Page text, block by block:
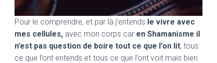
Pour le comprendre, et par là j’entends le vivre avec
mes cellules, avec mon corps car en Shamanisme il
n’est pas question de boire tout ce que l’on lit, tous
ce que l’ont entends et tous ce que l’ont voit mais bien